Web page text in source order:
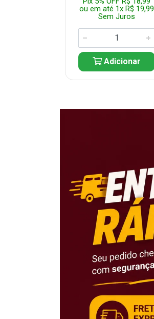
ou em até 1x R$ 19,99
Sem Juros
Adicionar